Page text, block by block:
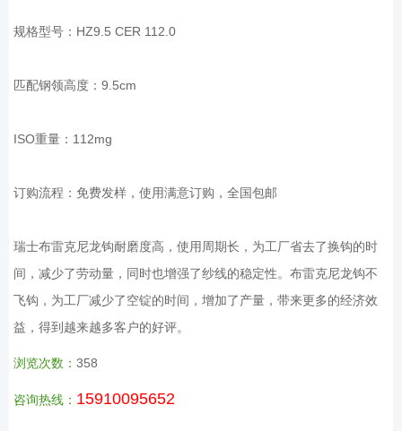
规格型号：HZ9.5 CER 112.0
匹配钢领高度：9.5cm
ISO重量：112mg
订购流程：免费发样，使用满意订购，全国包邮
瑞士布雷克尼龙钩耐磨度高，使用周期长，为工厂省去了换钩的时
间，减少了劳动量，同时也增强了纱线的稳定性。布雷克尼龙钩不
飞钩，为工厂减少了空锭的时间，增加了产量，带来更多的经济效
益，得到越来越多客户的好评。
浏览次数： 358
咨询热线： 15910095652